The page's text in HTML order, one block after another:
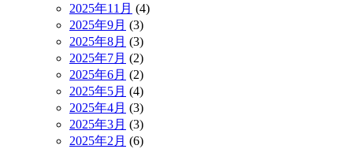
2025年11月 (4)
2025年9月 (3)
2025年8月 (3)
2025年7月 (2)
2025年6月 (2)
2025年5月 (4)
2025年4月 (3)
2025年3月 (3)
2025年2月 (6)